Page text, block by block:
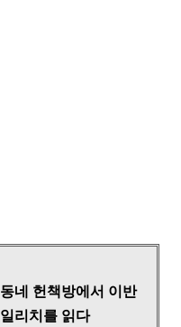
동네 헌책방에서 이반
일리치를 읽다